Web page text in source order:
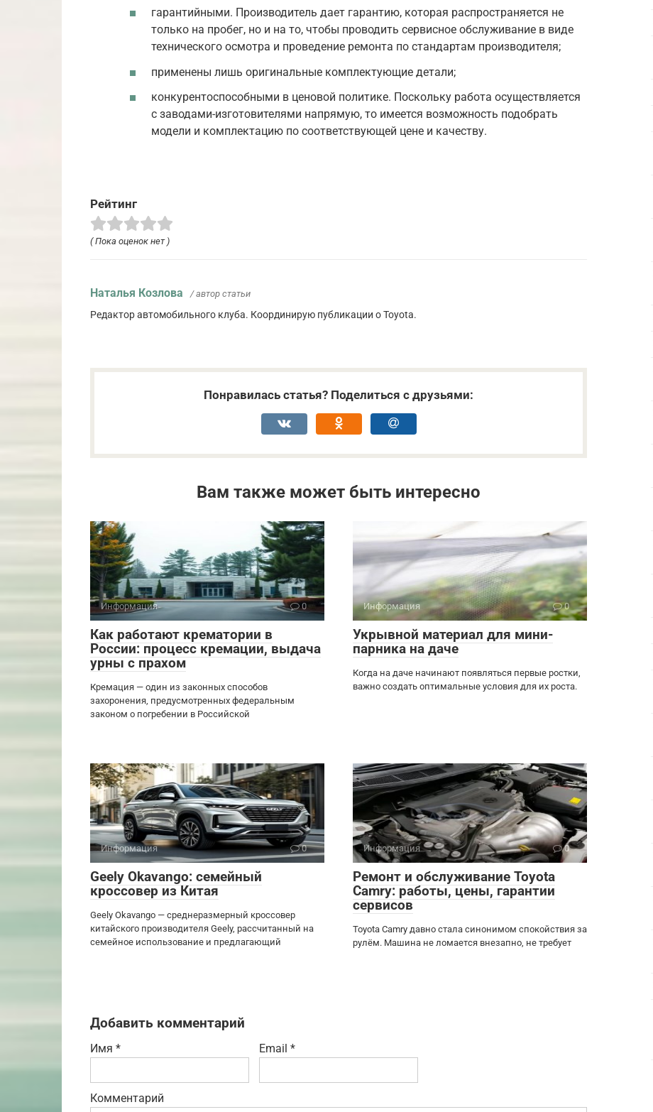
гарантийными. Производитель дает гарантию, которая распространяется не
только на пробег, но и на то, чтобы проводить сервисное обслуживание в виде
технического осмотра и проведение ремонта по стандартам производителя;
применены лишь оригинальные комплектующие детали;
конкурентоспособными в ценовой политике. Поскольку работа осуществляется
с заводами-изготовителями напрямую, то имеется возможность подобрать
модели и комплектацию по соответствующей цене и качеству.
Рейтинг
( Пока оценок нет )
Наталья Козлова / автор статьи
Редактор автомобильного клуба. Координирую публикации о Toyota.
Понравилась статья? Поделиться с друзьями:
Вам также может быть интересно
Информация 0
Как работают крематории в
России: процесс кремации, выдача
урны с прахом
Кремация — один из законных способов
захоронения, предусмотренных федеральным
законом о погребении в Российской
Информация 0
Укрывной материал для мини-
парника на даче
Когда на даче начинают появляться первые ростки,
важно создать оптимальные условия для их роста.
Информация 0
Geely Okavango: семейный
кроссовер из Китая
Geely Okavango — среднеразмерный кроссовер
китайского производителя Geely, рассчитанный на
семейное использование и предлагающий
Информация 0
Ремонт и обслуживание Toyota
Camry: работы, цены, гарантии
сервисов
Toyota Camry давно стала синонимом спокойствия за
рулём. Машина не ломается внезапно, не требует
Добавить комментарий
Имя * Email *
Комментарий